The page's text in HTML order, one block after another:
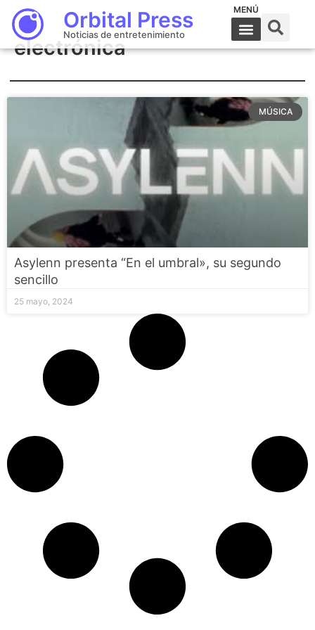
Orbital Press
Noticias de entretenimiento
MENÚ
electrónica
MÚSICA
Asylenn presenta “En el umbral», su segundo
sencillo
25 mayo, 2024